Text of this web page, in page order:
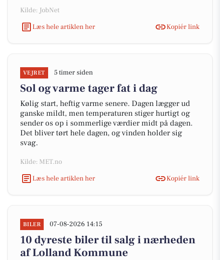
Kilde: JobNet
Læs hele artiklen her
Kopiér link
VEJRET 5 timer siden
Sol og varme tager fat i dag
Kølig start, heftig varme senere. Dagen lægger ud
ganske mildt, men temperaturen stiger hurtigt og
sender os op i sommerlige værdier midt på dagen.
Det bliver tørt hele dagen, og vinden holder sig
svag.
Kilde: MET.no
Læs hele artiklen her
Kopiér link
BILER 07-08-2026 14:15
10 dyreste biler til salg i nærheden
af Lolland Kommune